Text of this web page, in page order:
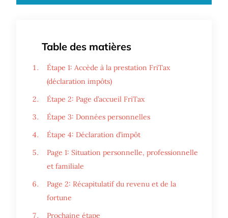
Table des matières
Étape 1: Accède à la prestation FriTax
(déclaration impôts)
Étape 2: Page d’accueil FriTax
Étape 3: Données personnelles
Étape 4: Déclaration d’impôt
Page 1: Situation personnelle, professionnelle
et familiale
Page 2: Récapitulatif du revenu et de la
fortune
Prochaine étape